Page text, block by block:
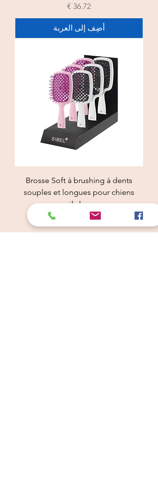
السعر
أضِف إلى العربة
Brosse Soft à brushing à dents
souples et longues pour chiens
poils longs
السعر